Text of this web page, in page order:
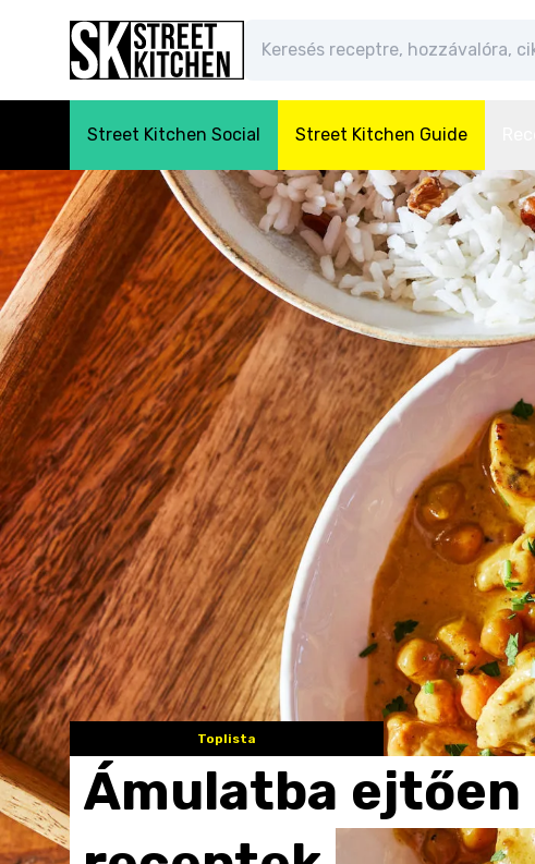
Street Kitchen Social Street Kitchen Guide
Toplista
Ámulatba ejtően